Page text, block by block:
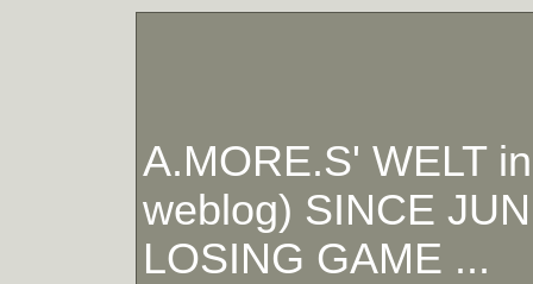
A.MORE.S' WELT
weblog) SINCE
LOSING GAME ...